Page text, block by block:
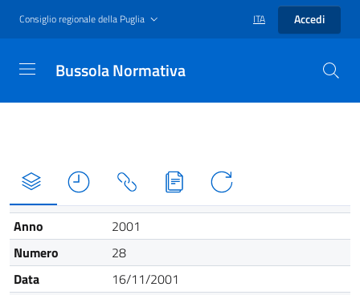
Consiglio regionale della Puglia ITA Accedi
Bussola Normativa
Anno
2001
Numero
28
Data
16/11/2001